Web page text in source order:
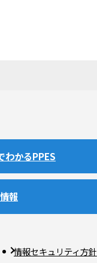
わかるPPES
報
情報セキュリティ方針